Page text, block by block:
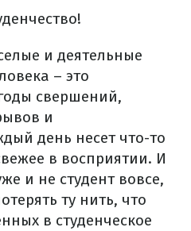
и деятельные
– это
свершений,
и
день несет что-то
в восприятии. И
и не студент вовсе,
ту нить, что
в студенческое